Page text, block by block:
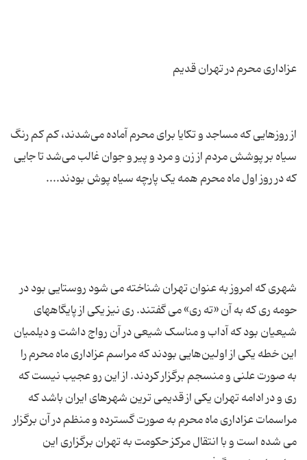
از روزهایی که مساجد و تکایا برای محرم آماده می‌شدند، کم کم رنگ
سیاه بر پوشش مردم از زن و مرد و پیر و جوان غالب می‌شد تا جایی
شهری که امروز به عنوان تهران شناخته می شود روستایی بود در
حومه ری که به آن «ته ری» می گفتند. ری نیز یکی از پایگاههای
شیعیان بود که آداب و مناسک شیعی در آن رواج داشت و دیلمیان
این خطه یکی از اولین‌هایی بودند که مراسم عزاداری ماه محرم را
به صورت علنی و منسجم برگزار کردند. از این رو عجیب نیست که
ری و در ادامه تهران یکی از قدیمی ترین شهرهای ایران باشد که
مراسمات عزاداری ماه محرم به صورت گسترده و منظم در آن برگزار
می شده است و با انتقال مرکز حکومت به تهران برگزاری این